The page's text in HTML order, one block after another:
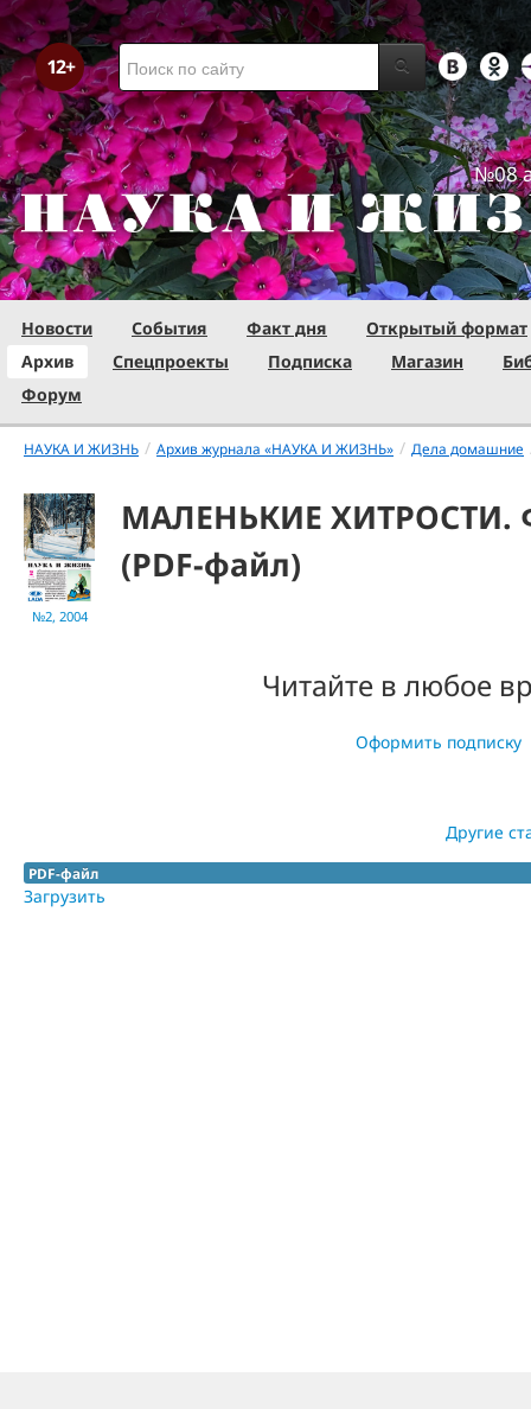
№08
Новости События Факт дня
Открытый формат
Архив
Спецпроекты Подписка Магазин
Форум
НАУКА И ЖИЗНЬ / Архив журнала «НАУКА И ЖИЗНЬ» / Дела домашние
№2, 2004
МАЛЕНЬКИЕ ХИТРОСТИ.
(PDF-файл)
Читайте в любое
Оформить подписку
Другие
PDF-файл
Загрузить